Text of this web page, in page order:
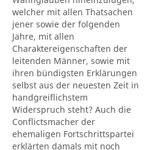
welcher mit allen Thatsachen
jener sowie der folgenden
Jahre, mit allen
Charaktereigenschaften der
leitenden Männer, sowie mit
ihren bündigsten Erklärungen
selbst aus der neuesten Zeit in
handgreiflichstem
Widerspruch steht? Auch die
Conflictsmacher der
ehemaligen Fortschrittspartei
erklärten damals mit noch